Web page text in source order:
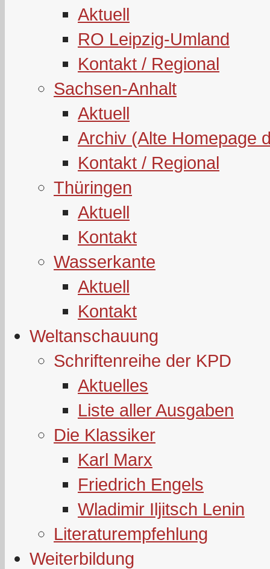
Aktuell
RO Leipzig-Umland
Kontakt / Regional
Sachsen-Anhalt
Aktuell
Archiv (Alte Homepage
Kontakt / Regional
Thüringen
Aktuell
Kontakt
Wasserkante
Aktuell
Kontakt
Weltanschauung
Schriftenreihe der KPD
Aktuelles
Liste aller Ausgaben
Die Klassiker
Karl Marx
Friedrich Engels
Wladimir Iljitsch Lenin
Literaturempfehlung
Weiterbildung